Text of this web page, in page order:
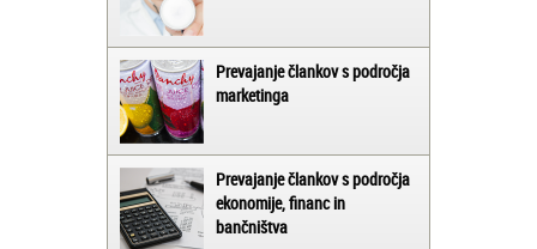
Prevajanje člankov s področja
marketinga
Prevajanje člankov s področja
ekonomije, financ in
bančništva